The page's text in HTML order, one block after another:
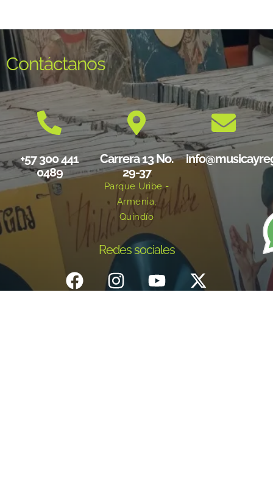
Contáctanos
+57 300 441
0489
Carrera 13 No.
29-37
Parque Uribe -
Armenia,
Quindío
Redes sociales